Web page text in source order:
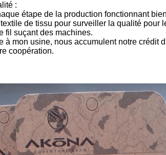
:
étape de la production fonctionnant
de tissu pour surveiller la qualité pour
fil suçant des machines.
à mon usine, nous accumulent notre crédit
coopération.